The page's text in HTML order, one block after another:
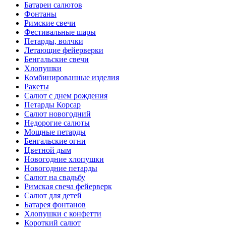
Батареи салютов
Фонтаны
Римские свечи
Фестивальные шары
Петарды, волчки
Летающие фейерверки
Бенгальские свечи
Хлопушки
Комбинированные изделия
Ракеты
Салют с днем рождения
Петарды Корсар
Салют новогодний
Недорогие салюты
Мощные петарды
Бенгальские огни
Цветной дым
Новогодние хлопушки
Новогодние петарды
Салют на свадьбу
Римская свеча фейерверк
Салют для детей
Батарея фонтанов
Хлопушки с конфетти
Короткий салют